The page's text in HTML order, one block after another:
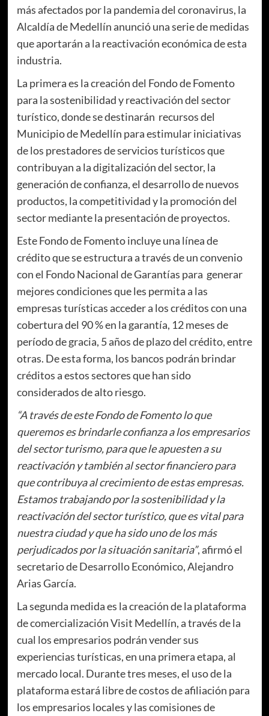
más afectados por la pandemia del coronavirus, la
Alcaldía de Medellín anunció una serie de medidas
que aportarán a la reactivación económica de esta
industria.
La primera es la creación del Fondo de Fomento
para la sostenibilidad y reactivación del sector
turístico, donde se destinarán recursos del
Municipio de Medellín para estimular iniciativas
de los prestadores de servicios turísticos que
contribuyan a la digitalización del sector, la
generación de confianza, el desarrollo de nuevos
productos, la competitividad y la promoción del
sector mediante la presentación de proyectos.
Este Fondo de Fomento incluye una línea de
crédito que se estructura a través de un convenio
con el Fondo Nacional de Garantías para generar
mejores condiciones que les permita a las
empresas turísticas acceder a los créditos con una
cobertura del 90 % en la garantía, 12 meses de
período de gracia, 5 años de plazo del crédito, entre
otras. De esta forma, los bancos podrán brindar
créditos a estos sectores que han sido
considerados de alto riesgo.
“A través de este Fondo de Fomento lo que
queremos es brindarle confianza a los empresarios
del sector turismo, para que le apuesten a su
reactivación y también al sector financiero para
que contribuya al crecimiento de estas empresas.
Estamos trabajando por la sostenibilidad y la
reactivación del sector turístico, que es vital para
nuestra ciudad y que ha sido uno de los más
perjudicados por la situación sanitaria”, afirmó el
secretario de Desarrollo Económico, Alejandro
Arias García.
La segunda medida es la creación de la plataforma
de comercialización Visit Medellín, a través de la
cual los empresarios podrán vender sus
experiencias turísticas, en una primera etapa, al
mercado local. Durante tres meses, el uso de la
plataforma estará libre de costos de afiliación para
los empresarios locales y las comisiones de